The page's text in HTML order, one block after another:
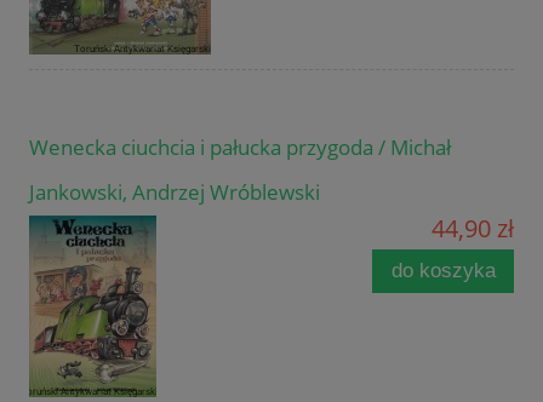
Wenecka ciuchcia i pałucka przygoda / Michał
Jankowski, Andrzej Wróblewski
44,90 zł
do koszyka